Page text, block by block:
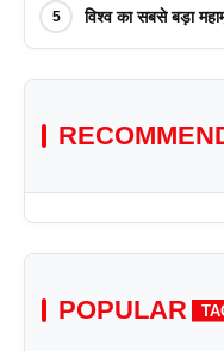
5 विश्व का सबसे बड़ा
POPULAR